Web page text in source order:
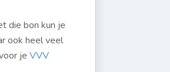
die bon kun je
ook heel veel
je VVV